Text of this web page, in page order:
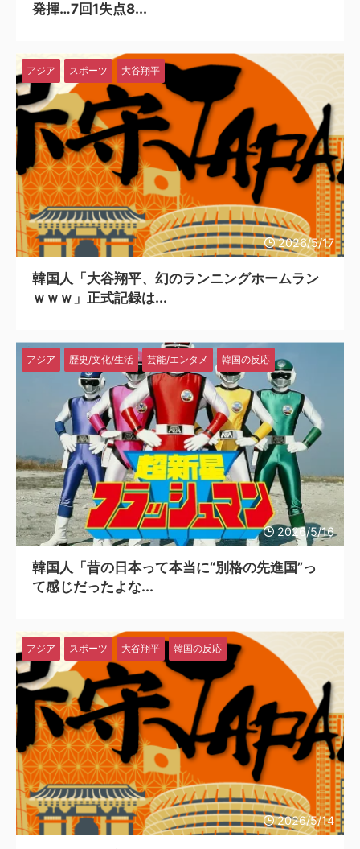
発揮…7回1失点8...
2026/5/17
アジア スポーツ 大谷翔平
韓国人「大谷翔平、幻のランニングホームラン
ｗｗｗ」正式記録は...
2026/5/16
アジア 歴史/文化/生活 芸能/エンタメ 韓国の反応
韓国人「昔の日本って本当に“別格の先進国”っ
て感じだったよな...
2026/5/14
アジア スポーツ 大谷翔平 韓国の反応